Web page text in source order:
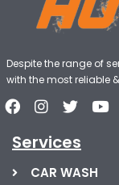
Despite the range of
with the most reliable
Services
CAR WASH